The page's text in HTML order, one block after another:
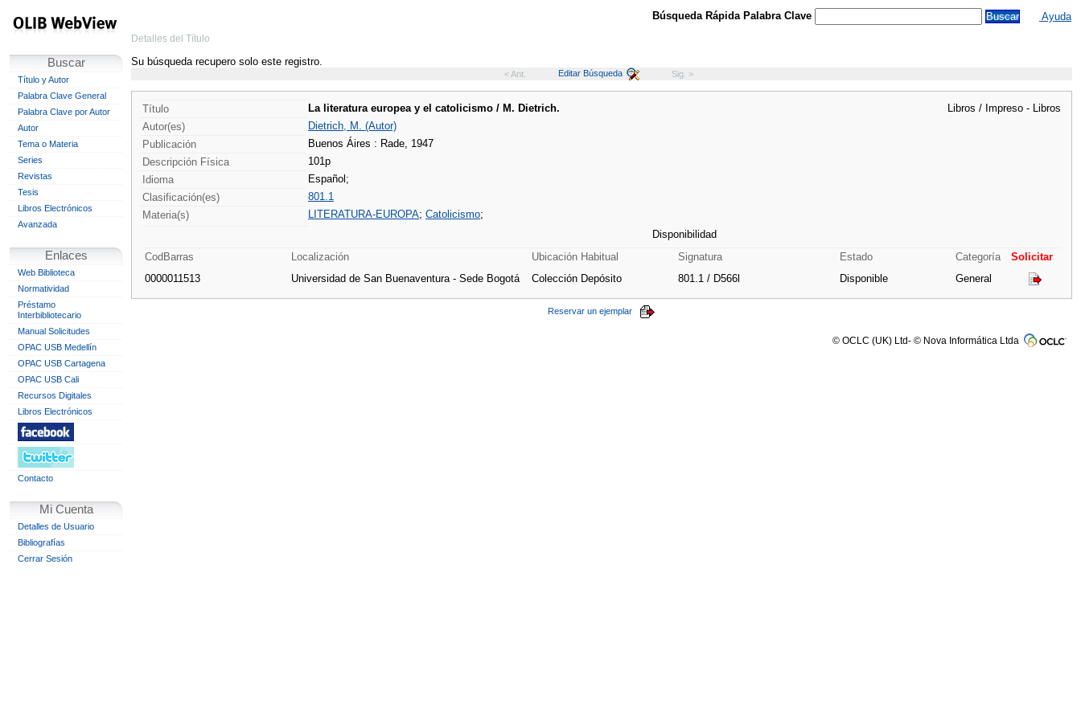
Buscar
Título y Autor
Palabra Clave General
Palabra Clave por Autor
Autor
Tema o Materia
Series
Revistas
Tesis
Libros Electrónicos
Avanzada
Enlaces
Web Biblioteca
Normatividad
Préstamo
Interbibliotecario
Manual Solicitudes
OPAC USB Medellín
OPAC USB Cartagena
OPAC USB Cali
Recursos Digitales
Libros Electrónicos
Contacto
Mi Cuenta
Detalles de Usuario
Bibliografías
Cerrar Sesión
Búsqueda Rápida Palabra Clave Ayuda
Detalles del Título
Su búsqueda recupero solo este registro.
< Ant. Editar Búsqueda Sig. >
Título La literatura europea y el catolicismo / M. Dietrich.
Libros / Impreso - Libros
Autor(es)
Dietrich, M. (Autor)
Publicación
Buenos Áires : Rade, 1947
Descripción Física
101p
Idioma
Español;
Clasificación(es)
801.1
Materia(s)
LITERATURA-EUROPA; Catolicismo;
Disponibilidad
CodBarras
Localización Ubicación Habitual Signatura Estado Categoría
Solicitar
0000011513
Universidad de San Buenaventura - Sede Bogotá Colección Depósito 801.1 / D566l Disponible General
Reservar un ejemplar
© OCLC (UK) Ltd- © Nova Informática Ltda